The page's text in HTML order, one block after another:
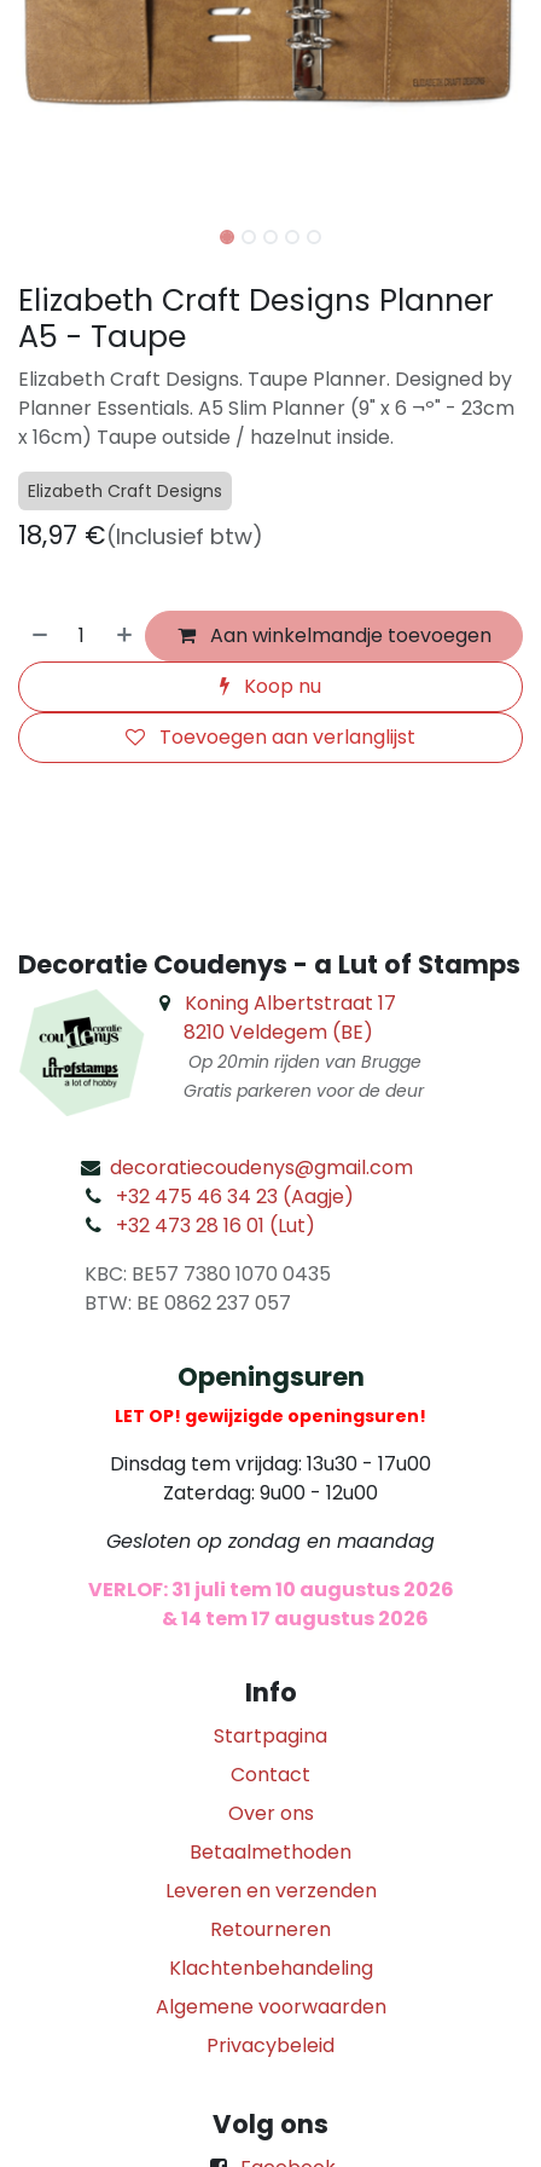
Elizabeth Craft Designs Planner
A5 - Taupe
Elizabeth Craft Designs. Taupe Planner. Designed by
Planner Essentials. A5 Slim Planner (9" x 6 ¬º" - 23cm
x 16cm) Taupe outside / hazelnut inside.
Elizabeth Craft Designs
18,97 €(Inclusief btw)
Aan winkelmandje toevoegen
Koop nu
Toevoegen aan verlanglijst
Decoratie Coudenys - a Lut of Stamps
Koning Albertstraat 17
8210 Veldegem (BE)
Op 20min rijden van Brugge
Gratis parkeren voor de deur
decoratiecoudenys@gmail.com
+32 475 46 34 23 (Aagje)
+32 473 28 16 01 (Lut)
KBC: BE57 7380 1070 0435
​ BTW: BE 0862 237 057
Openingsuren
LET OP! gewijzigde openingsuren!
Dinsdag tem vrijdag: 13u30 - 17u00
Zaterdag: 9u00 - 12u00
Gesloten op zondag en maandag
VERLOF: 31 juli tem 10 augustus 2026
& 14 tem 17 augustus 2026
Info
Startpagina
Contact
Over ons
Betaalmethoden
Leveren en verzenden
Retourneren
Klachtenbehandeling
Algemene voorwaarden
Privacybeleid
Volg ons